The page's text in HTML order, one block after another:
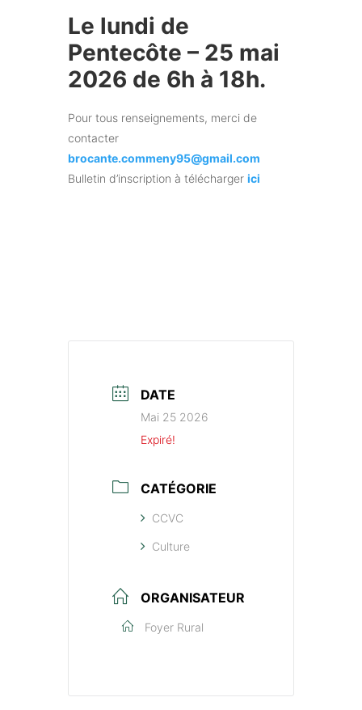
Le lundi de
Pentecôte – 25 mai
2026 de 6h à 18h.
Pour tous renseignements, merci de
contacter
brocante.commeny95@gmail.com
Bulletin d’inscription à télécharger ici
DATE
Mai 25 2026
Expiré!
CATÉGORIE
CCVC
Culture
ORGANISATEUR
Foyer Rural